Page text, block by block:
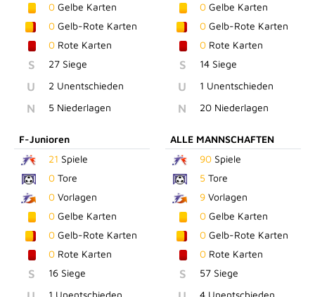
0 Gelbe Karten
0 Gelb-Rote Karten
0 Rote Karten
S 27 Siege
U 2 Unentschieden
N 5 Niederlagen
0Gelbe Karten
0Gelb-Rote Karten
0Rote Karten
S 14 Siege
U 1 Unentschieden
N 20 Niederlagen
F-Junioren
21 Spiele
0 Tore
0 Vorlagen
0 Gelbe Karten
0 Gelb-Rote Karten
0 Rote Karten
S 16 Siege
ALLE MANNSCHAFTEN
90Spiele
5 Tore
9Vorlagen
0Gelbe Karten
0Gelb-Rote Karten
0Rote Karten
S 57 Siege